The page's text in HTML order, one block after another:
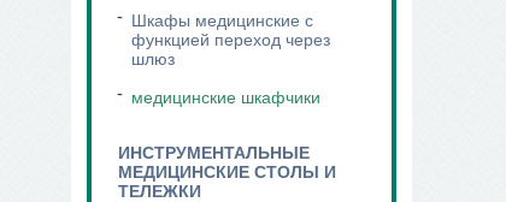
Шкафы медицинские с
функцией переход через
шлюз
медицинские шкафчики
ИНСТРУМЕНТАЛЬНЫЕ
МЕДИЦИНСКИЕ СТОЛЫ И
ТЕЛЕЖКИ